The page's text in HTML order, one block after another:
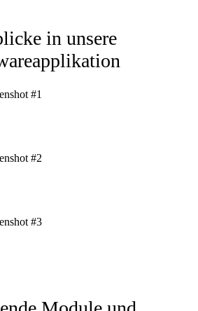
in unsere